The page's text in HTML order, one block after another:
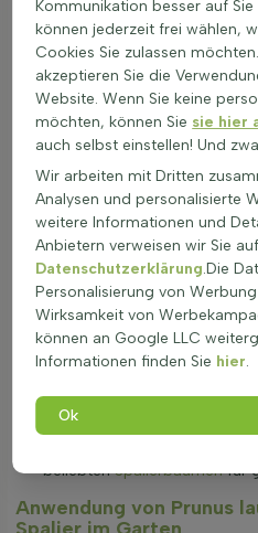
Lorbeerkirsche
'Caucasica') Spalier
Im Mai zeigt die Kaukasische
Blütenrispen, die reich an
Schmetterlinge anziehen; die
Blätter sind länglich,
Sichtschutz.
Als Spalier wächst der Baum
verzweigt, mit grau-brauner
aufrechten Trieben, ideal als
Der Standort kann sonnig,
der Baum ist gut windfest,
Befestigung direkt am
Lehmiger, sandiger oder
leicht sauer bis leicht
laurocerasus 'Caucasica'
Blätter und Samen sind
beliebtenSpalierbäumenfür
Anwendung von Prunus
Kommunikation besser auf
können jederzeit frei wählen,
Cookies Sie zulassen
akzeptieren Sie die
Website. Wenn Sie keine
möchten, können Sie sie hier
auch selbst einstellen! Und
Wir arbeiten mit Dritten
Analysen und personalisierte
weitere Informationen und
Anbietern verweisen wir Sie
Datenschutzerklärung.Die
Personalisierung von
Wirksamkeit von
können an Google LLC
Informationen finden Sie hier.
Ok